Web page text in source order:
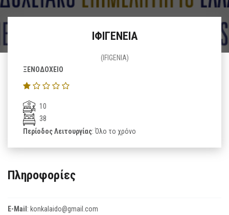
ΙΦΙΓΕΝΕΙΑ
(IFIGENIA)
ΞΕΝΟΔΟΧΕΙΟ
10
38
Περίοδος Λειτουργίας: Όλο το χρόνο
Πληροφορίες
E-Mail: konkalaido@gmail.com